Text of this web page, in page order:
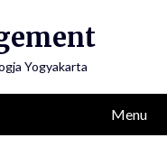
Yogyakarta
Menu